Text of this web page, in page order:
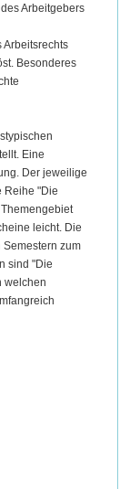
Arbeitgebers
Arbeitsrechts
Besonderes
Eine
Der jeweilige
Reihe "Die
leicht. Die
zum
sind "Die
welchen